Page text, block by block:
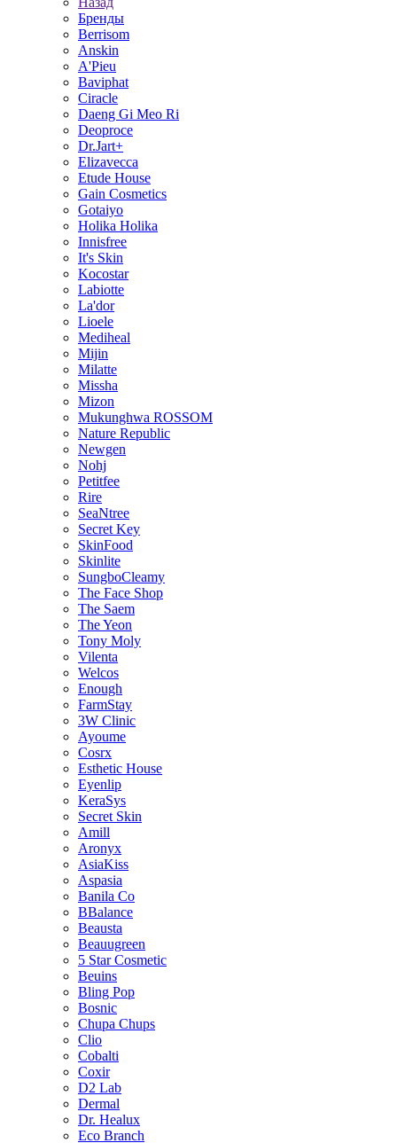
Бренды
Berrisom
Anskin
A'Pieu
Baviphat
Ciracle
Daeng Gi Meo Ri
Deoproce
Dr.Jart+
Elizavecca
Etude House
Gain Cosmetics
Gotaiyo
Holika Holika
Innisfree
It's Skin
Kocostar
Labiotte
La'dor
Lioele
Mediheal
Mijin
Milatte
Missha
Mizon
Mukunghwa ROSSOM
Nature Republic
Newgen
Nohj
Petitfee
Rire
SeaNtree
Secret Key
SkinFood
Skinlite
SungboCleamy
The Face Shop
The Saem
The Yeon
Tony Moly
Vilenta
Welcos
Enough
FarmStay
3W Clinic
Ayoume
Cosrx
Esthetic House
Eyenlip
KeraSys
Secret Skin
Amill
Aronyx
AsiaKiss
Aspasia
Banila Co
BBalance
Beausta
Beauugreen
5 Star Cosmetic
Beuins
Bling Pop
Bosnic
Chupa Chups
Clio
Cobalti
Coxir
D2 Lab
Dermal
Dr. Healux
Eco Branch